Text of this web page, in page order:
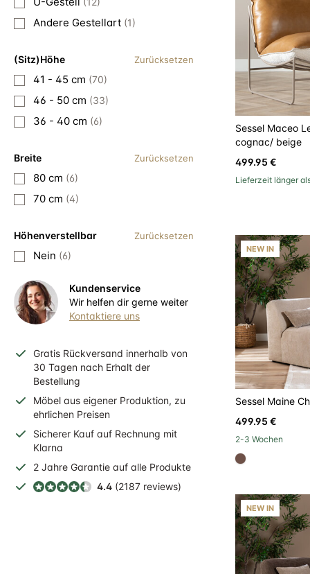
Andere Gestellart (1)
(Sitz)Höhe Zurücksetzen
41 - 45 cm (70)
46 - 50 cm (33)
36 - 40 cm (6)
Breite Zurücksetzen
80 cm (6)
70 cm (4)
Höhenverstellbar Zurücksetzen
Nein (6)
Kundenservice
Wir helfen dir gerne weiter
Kontaktiere uns
Gratis Rückversand innerhalb von
30 Tagen nach Erhalt der
Bestellung
Möbel aus eigener Produktion, zu
ehrlichen Preisen
Sicherer Kauf auf Rechnung mit
Klarna
2 Jahre Garantie auf alle Produkte
4.4 (2187 reviews)
Sessel Maceo
cognac/ beige
499.95 €
Lieferzeit länger
NEW IN
Sessel Maine
499.95 €
2-3 Wochen
#6e5148
NEW IN